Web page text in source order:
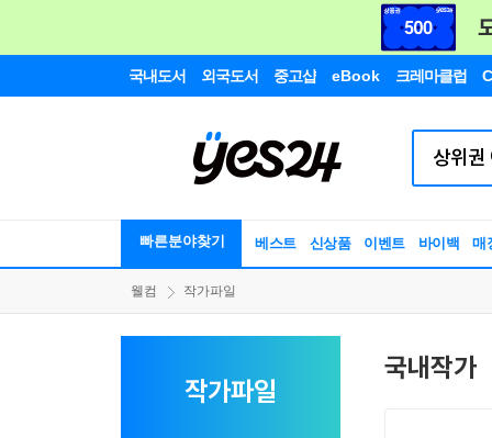
국내도서 외국도서 중고샵 eBook 크레마클럽
빠른분야찾기 베스트 신상품 이벤트 바이백 매
웰컴 작가파일
작가파일
국내작가